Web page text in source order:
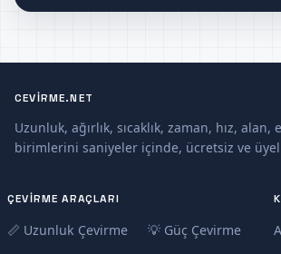
CEVIRME.NET
Uzunluk, ağırlık, sıcaklık, zaman, hız, alan,
birimlerini saniyeler içinde, ücretsiz ve
ÇEVIRME ARAÇLARI
📏 Uzunluk Çevirme
💡 Güç Çevirme